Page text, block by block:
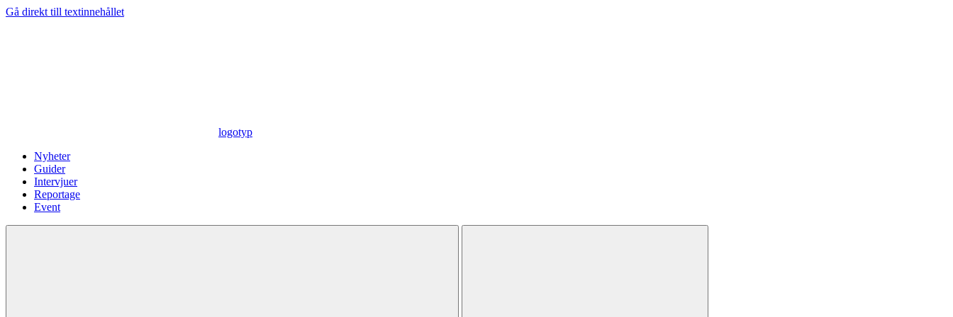
Gå direkt till textinnehållet
logotyp
Nyheter
Guider
Intervjuer
Reportage
Event